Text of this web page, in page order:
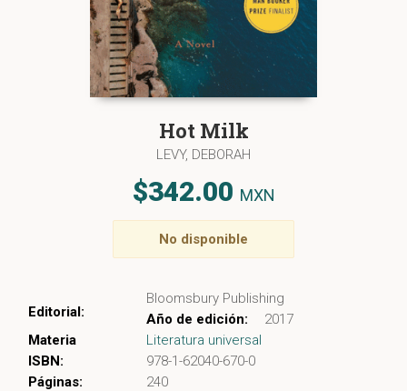
Hot Milk
LEVY, DEBORAH
$342.00 MXN
No disponible
Editorial:
Bloomsbury Publishing
Año de edición:
2017
Materia
Literatura universal
ISBN:
978-1-62040-670-0
Páginas:
240